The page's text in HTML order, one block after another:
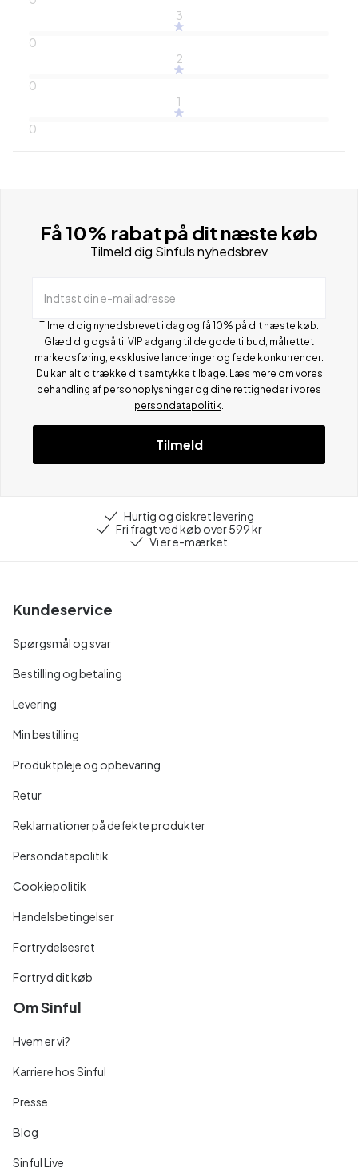
3
0
2
0
1
0
Få 10% rabat på dit næste køb
Tilmeld dig Sinfuls nyhedsbrev
Indtast din e-mailadresse
Tilmeld dig nyhedsbrevet i dag og få 10% på dit næste køb.
Glæd dig også til VIP adgang til de gode tilbud, målrettet
markedsføring, eksklusive lanceringer og fede konkurrencer.
Du kan altid trække dit samtykke tilbage. Læs mere om vores
behandling af personoplysninger og dine rettigheder i vores
persondatapolitik
Tilmeld
Hurtig og diskret levering
Fri fragt ved køb over 599 kr
Vi er e-mærket
Kundeservice
Spørgsmål og svar
Bestilling og betaling
Levering
Min bestilling
Produktpleje og opbevaring
Retur
Reklamationer på defekte produkter
Persondatapolitik
Cookiepolitik
Handelsbetingelser
Fortrydelsesret
Fortryd dit køb
Om Sinful
Hvem er vi?
Karriere hos Sinful
Presse
Blog
Sinful Live